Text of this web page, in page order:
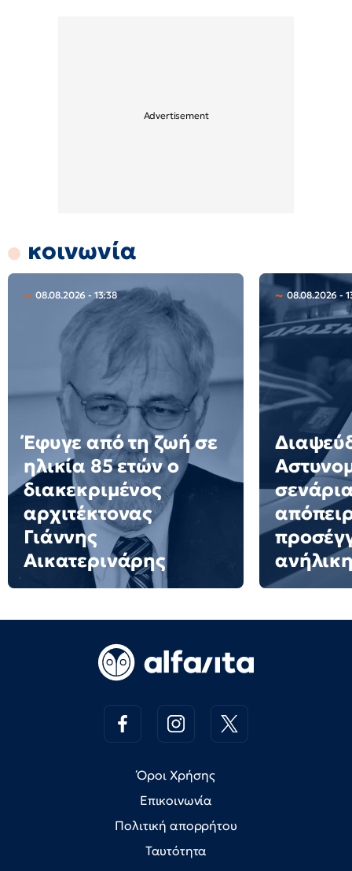
κοινωνία
08.08.2026 - 13:38
Έφυγε από τη ζωή σε
ηλικία 85 ετών ο
διακεκριμένος
αρχιτέκτονας
Γιάννης
Αικατερινάρης
08.08.2026 -
Όροι Χρήσης
Επικοινωνία
Πολιτική απορρήτου
Ταυτότητα